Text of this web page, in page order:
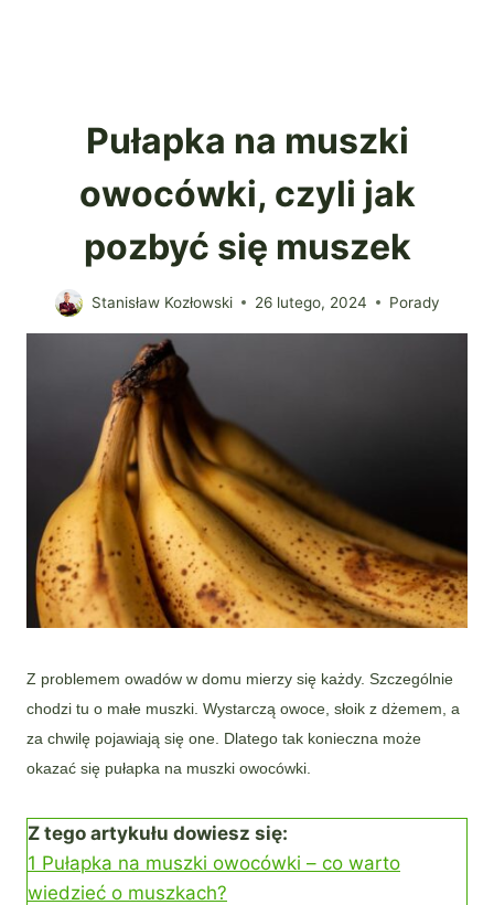
Pułapka na muszki
owocówki, czyli jak
pozbyć się muszek
Stanisław Kozłowski 26 lutego, 2024 Porady
Z problemem owadów w domu mierzy się każdy. Szczególnie
chodzi tu o małe muszki. Wystarczą owoce, słoik z dżemem, a
za chwilę pojawiają się one. Dlatego tak konieczna może
okazać się pułapka na muszki owocówki.
Z tego artykułu dowiesz się:
1 Pułapka na muszki owocówki – co warto
wiedzieć o muszkach?